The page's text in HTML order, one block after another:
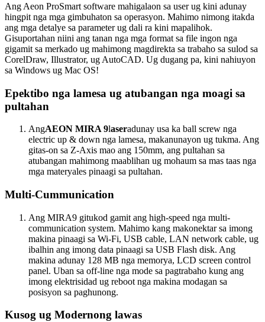
Ang Aeon ProSmart software mahigalaon sa user ug kini adunay
hingpit nga mga gimbuhaton sa operasyon. Mahimo nimong itakda
ang mga detalye sa parameter ug dali ra kini mapalihok.
Gisuportahan niini ang tanan nga mga format sa file ingon nga
gigamit sa merkado ug mahimong magdirekta sa trabaho sa sulod sa
CorelDraw, Illustrator, ug AutoCAD. Ug dugang pa, kini nahiuyon
sa Windows ug Mac OS!
Epektibo nga lamesa ug atubangan nga moagi sa
pultahan
AngAEON MIRA 9laseradunay usa ka ball screw nga
electric up & down nga lamesa, makanunayon ug tukma. Ang
gitas-on sa Z-Axis mao ang 150mm, ang pultahan sa
atubangan mahimong maablihan ug mohaum sa mas taas nga
mga materyales pinaagi sa pultahan.
Multi-Cummunication
Ang MIRA9 gitukod gamit ang high-speed nga multi-
communication system. Mahimo kang makonektar sa imong
makina pinaagi sa Wi-Fi, USB cable, LAN network cable, ug
ibalhin ang imong data pinaagi sa USB Flash disk. Ang
makina adunay 128 MB nga memorya, LCD screen control
panel. Uban sa off-line nga mode sa pagtrabaho kung ang
imong elektrisidad ug reboot nga makina modagan sa
posisyon sa paghunong.
Kusog ug Modernong lawas